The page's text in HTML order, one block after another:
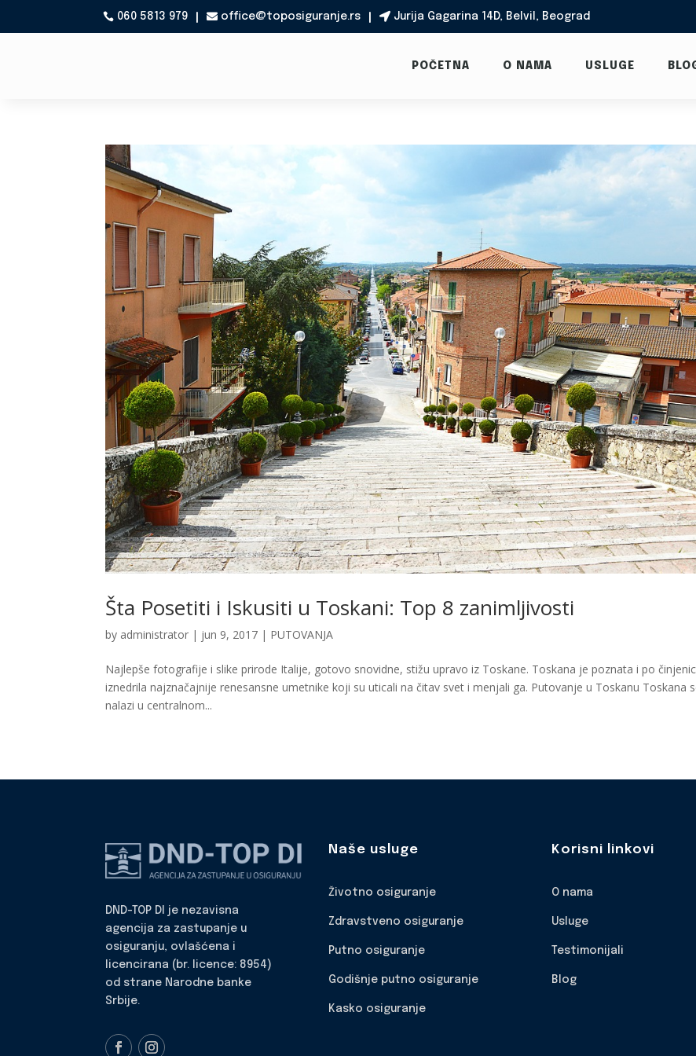
060 5813 979  office@toposiguranje.rs Jurija Gagarina 14D, Belvil, Beograd
POČETNA O NAMA USLUGE
Šta Posetiti i Iskusiti u Toskani: Top 8 zanimljivosti
by administrator | jun 9, 2017 | PUTOVANJA
Najlepše fotografije i slike prirode Italije, gotovo snovidne, stižu upravo iz Toskane. Toskana je poznata i po
iznedrila najznačajnije renesansne umetnike koji su uticali na čitav svet i menjali ga. Putovanje u Toskanu Toskana
nalazi u centralnom...
DND-TOP DI je nezavisna
agencija za zastupanje u
osiguranju, ovlašćena i
licencirana (br. licence: 8954)
od strane Narodne banke
Srbije.
Naše usluge
Životno osiguranje
Zdravstveno osiguranje
Putno osiguranje
Godišnje putno osiguranje
Kasko osiguranje
Korisni linkovi
O nama
Usluge
Testimonijali
Blog